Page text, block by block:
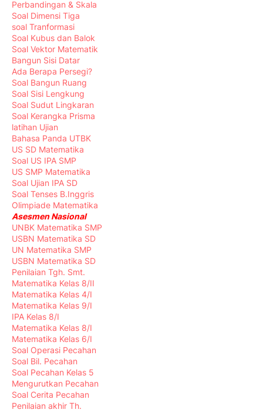
Perbandingan & Skala
Soal Dimensi Tiga
soal Tranformasi
Soal Kubus dan Balok
Soal Vektor Matematik
Bangun Sisi Datar
Ada Berapa Persegi?
Soal Bangun Ruang
Soal Sisi Lengkung
Soal Sudut Lingkaran
Soal Kerangka Prisma
latihan Ujian
Bahasa Panda UTBK
US SD Matematika
Soal US IPA SMP
US SMP Matematika
Soal Ujian IPA SD
Soal Tenses B.Inggris
Olimpiade Matematika
Asesmen Nasional
UNBK Matematika SMP
USBN Matematika SD
UN Matematika SMP
USBN Matematika SD
Penilaian Tgh. Smt.
Matematika Kelas 8/II
Matematika Kelas 4/I
Matematika Kelas 9/I
IPA Kelas 8/I
Matematika Kelas 8/I
Matematika Kelas 6/I
Soal Operasi Pecahan
Soal Bil. Pecahan
Soal Pecahan Kelas 5
Mengurutkan Pecahan
Soal Cerita Pecahan
Penilaian akhir Th.